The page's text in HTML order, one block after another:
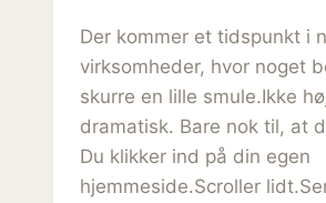
Der kommer et tidspunkt i
virksomheder, hvor noget
skurre en lille smule.Ikke
dramatisk. Bare nok til, at
Du klikker ind på din egen
hjemmeside.Scroller